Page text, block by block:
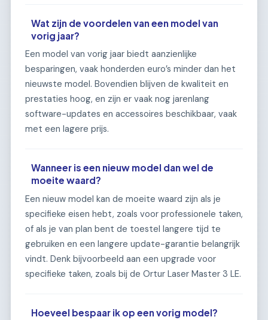
Wat zijn de voordelen van een model van
vorig jaar?
Een model van vorig jaar biedt aanzienlijke
besparingen, vaak honderden euro’s minder dan het
nieuwste model. Bovendien blijven de kwaliteit en
prestaties hoog, en zijn er vaak nog jarenlang
software-updates en accessoires beschikbaar, vaak
met een lagere prijs.
Wanneer is een nieuw model dan wel de
moeite waard?
Een nieuw model kan de moeite waard zijn als je
specifieke eisen hebt, zoals voor professionele taken,
of als je van plan bent de toestel langere tijd te
gebruiken en een langere update-garantie belangrijk
vindt. Denk bijvoorbeeld aan een upgrade voor
specifieke taken, zoals bij de Ortur Laser Master 3 LE.
Hoeveel bespaar ik op een vorig model?